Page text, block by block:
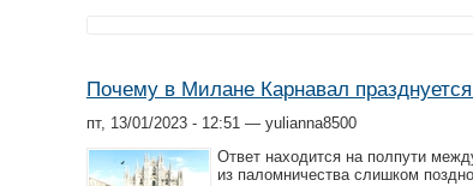
Почему в Милане Карнавал
пт, 13/01/2023 - 12:51 — yulianna8500
Ответ находится на полпути
из паломничества слишком